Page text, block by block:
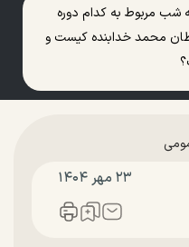
شب مربوط به کدام دوره
محمد خدابنده کیست و
۲۳ مهر ۱۴۰۴